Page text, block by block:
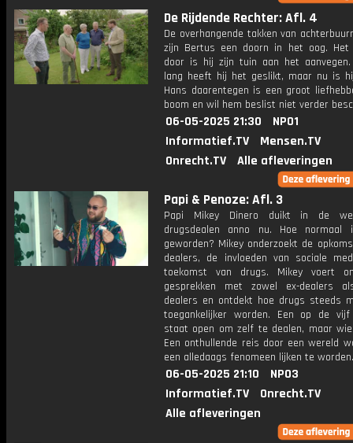
De Rijdende Rechter: Afl. 4
De overhangende takken van
zijn Bertus een doorn in het oog. Het
door is hij zijn tuin aan het aanvegen.
lang heeft hij het geslikt, maar nu is
Hans daarentegen is een groot
boom en wil hem beslist niet verder
06-05-2025 21:30
NPO1
Informatief.TV
Mensen.TV
Onrecht.TV
Alle afleveringen
Papi & Penoze: Afl. 3
Papi Mikey Dinero duikt in de
drugsdealen anno nu. Hoe normaal
geworden? Mikey onderzoekt de
dealers, de invloeden van sociale
toekomst van drugs. Mikey voert
gesprekken met zowel ex-dealers
dealers en ontdekt hoe drugs steeds
toegankelijker worden. Een op de vijf
staat open om zelf te dealen, maar
Een onthullende reis door een wereld
een alledaags fenomeen lijken te worden.
06-05-2025 21:10
NPO3
Informatief.TV
Onrecht.TV
Alle afleveringen